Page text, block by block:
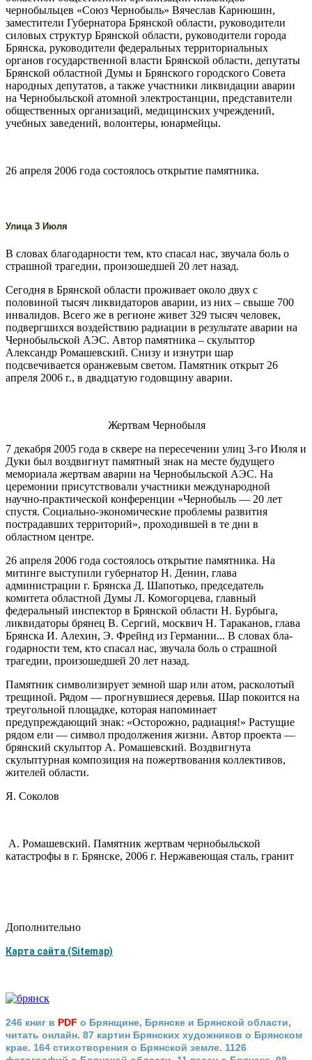
чернобыльцев «Союз Чернобыль» Вячеслав Карнюшин,
заместители Губернатора Брянской области, руководители
силовых структур Брянской области, руководители города
Брянска, руководители федеральных территориальных
органов государственной власти Брянской области, депутаты
Брянской областной Думы и Брянского городского Совета
народных депутатов, а также участники ликвидации аварии
на Чернобыльской атомной электростанции, представители
общественных организаций, медицинских учреждений,
учебных заведений, волонтеры, юнармейцы.
26 апреля 2006 года состоялось открытие памятника.
Улица 3 Июля
В словах благодарности тем, кто спасал нас, звучала боль о
страшной трагедии, произошедшей 20 лет назад.
Сегодня в Брянской области проживает около двух с
половиной тысяч ликвидаторов аварии, из них – свыше 700
инвалидов. Всего же в регионе живет 329 тысяч человек,
подвергшихся воздействию радиации в результате аварии на
Чернобыльской АЭС. Автор памятника – скульптор
Александр Ромашевский. Снизу и изнутри шар
подсвечивается оранжевым светом. Памятник открыт 26
апреля 2006 г., в двадцатую годовщину аварии.
Жертвам Чернобыля
7 декабря 2005 года в сквере на пересечении улиц 3-го Июля и
Дуки был воз­двигнут памятный знак на месте будущего
мемориала жертвам аварии на Чер­нобыльской АЭС. На
церемонии присутствовали участники международной
научно-практической конференции «Чернобыль — 20 лет
спустя. Социально-экономические проблемы развития
пострадавших территорий», проходившей в те дни в
областном центре.
26 апреля 2006 года состоялось открытие памятника. На
митинге выступили губернатор Н. Денин, глава
администрации г. Брянска Д. Шапотько, председа­тель
комитета областной Думы Л. Комогорцева, главный
федеральный инспек­тор в Брянской области Н. Бурбыга,
ликвидаторы брянец В. Сергий, москвич Н. Тараканов, глава
Брянска И. Алехин, Э. Фрейнд из Германии... В словах бла­
годарности тем, кто спасал нас, звучала боль о страшной
трагедии, произошед­шей 20 лет назад.
Памятник символизирует земной шар или атом, расколотый
трещиной. Ря­дом — прогнувшиеся деревья. Шар покоится на
треугольной площадке, кото­рая напоминает
предупреждающий знак: «Осторожно, радиация!» Растущие
рядом ели — символ продолжения жизни. Автор проекта —
брянский скульп­тор А. Ромашевский. Воздвигнута
скульптурная композиция на пожертвова­ния коллективов,
жителей области.
Я. Соколов
А. Ромашевский. Памятник жертвам чернобыльской
катастрофы в г. Брянске, 2006 г. Нержавеющая сталь, гранит
Дополнительно
Карта сайта (Sitemap)
246 книг в PDF о Брянщине, Брянске и Брянской области,
читать онлайн. 87 картин Брянских художников о Брянском
крае. 164 стихотворения о Брянской земле. 1126